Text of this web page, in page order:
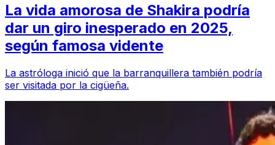
La vida amorosa de Shakira podría
dar un giro inesperado en 2025,
según famosa vidente
La astróloga inició que la barranquillera también podría
ser visitada por la cigüeña.